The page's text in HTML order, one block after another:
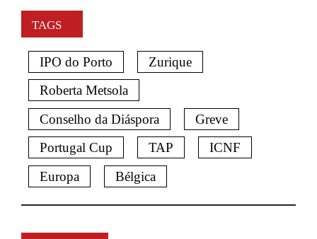
TAGS
IPO do Porto
Zurique
Roberta Metsola
Conselho da Diáspora
Greve
Portugal Cup
TAP
ICNF
Europa
Bélgica